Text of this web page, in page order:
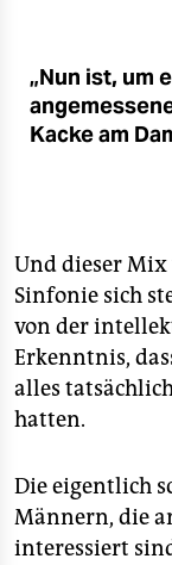
„Nun ist, um
Kacke am
Und dieser
Sinfonie sich
von der
Erkenntnis,
alles
hatten.
Die eigentlich
Männern, die
interessiert